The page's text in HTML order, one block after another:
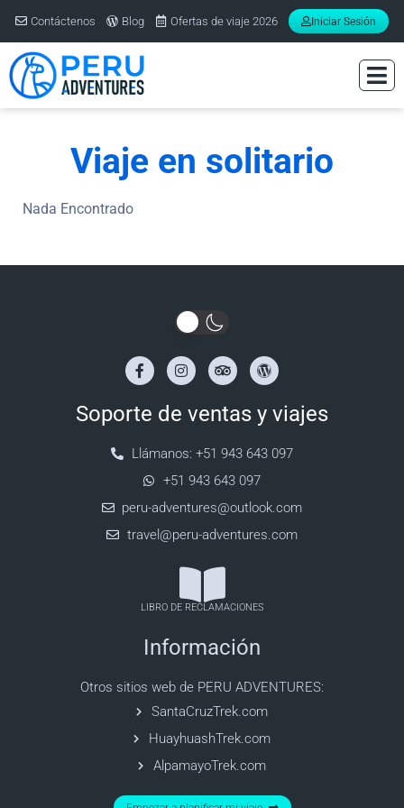
Contáctenos Blog Ofertas de viaje 2026 Iniciar Sesión
Viaje en solitario
Nada Encontrado
Soporte de ventas y viajes
Llámanos: +51 943 643 097
+51 943 643 097
peru-adventures@outlook.com
travel@peru-adventures.com
LIBRO DE RECLAMACIONES
Información
Otros sitios web de PERU ADVENTURES:
SantaCruzTrek.com
HuayhuashTrek.com
AlpamayoTrek.com